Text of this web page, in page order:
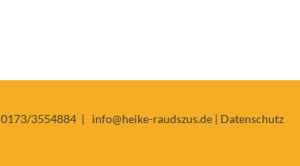
0173/3554884 | info@heike-raudszus.de | Datenschutz